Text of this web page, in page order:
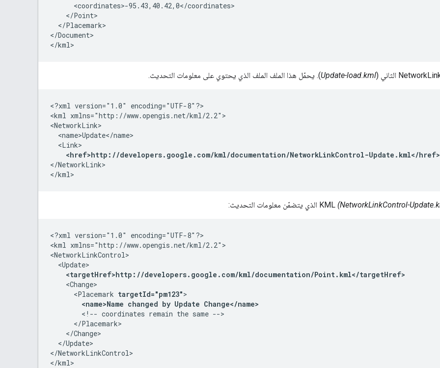
      <coordinates>-95.43,40.42,0</coordinates>
    </Point>
  </Placemark>
</Document>
</kml>
Update-load.kml). يحمّل هذا الملف الملف الذي يحتوي على معلومات التحديث.
<?xml version="1.0" encoding="UTF-8"?>
<kml xmlns="http://www.opengis.net/kml/2.2">
<NetworkLink>
  <name>Update</name>
  <Link>
<href>http://developers.google.com/kml/documentation/NetworkLinkControl-Update.kml</href>
</NetworkLink>
</kml>
(NetworkLinkControl-
<?xml version="1.0" encoding="UTF-8"?>
<kml xmlns="http://www.opengis.net/kml/2.2">
<NetworkLinkControl>
  <Update>
<targetHref>http://developers.google.com/kml/documentation/Point.kml</targetHref>
    <Change>
      <Placemark
targetId="pm123">
<name>Name changed by Update Change</name>
        <!-- coordinates remain the same -->
      </Placemark>
    </Change>
  </Update>
</NetworkLinkControl>
</kml>